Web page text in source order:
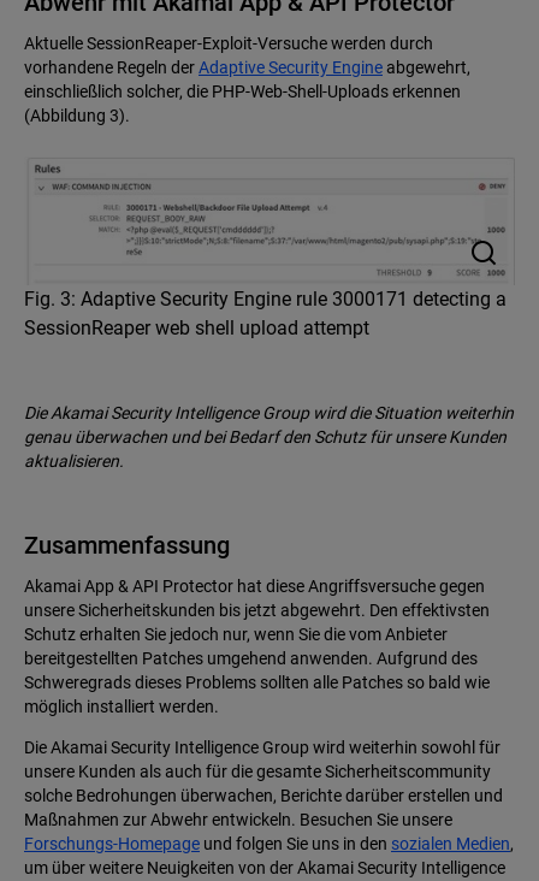
Aktuelle SessionReaper-Exploit-Versuche werden durch
vorhandene Regeln derAdaptive Security Engineabgewehrt,
einschließlich solcher, die PHP-Web-Shell-Uploads erkennen
(Abbildung 3).
Fig. 3: Adaptive Security Engine rule 3000171 detecting a
SessionReaper web shell upload attempt
Die Akamai Security Intelligence Group wird die Situation weiterhin
genau überwachen und bei Bedarf den Schutz für unsere Kunden
aktualisieren.
Zusammenfassung
Akamai App & API Protector hat diese Angriffsversuche gegen
unsere Sicherheitskunden bis jetzt abgewehrt. Den effektivsten
Schutz erhalten Sie jedoch nur, wenn Sie die vom Anbieter
bereitgestellten Patches umgehend anwenden. Aufgrund des
Schweregrads dieses Problems sollten alle Patches so bald wie
möglich installiert werden.
Die Akamai Security Intelligence Group wird weiterhin sowohl für
unsere Kunden als auch für die gesamte Sicherheitscommunity
solche Bedrohungen überwachen, Berichte darüber erstellen und
Maßnahmen zur Abwehr entwickeln. Besuchen Sie unsere
Forschungs-Homepage und folgen Sie uns in den sozialen Medien,
um über weitere Neuigkeiten von der Akamai Security Intelligence